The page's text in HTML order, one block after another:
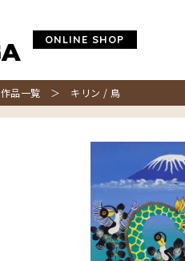
ONLINE SHOP
作品一覧 ＞ キリン / 鳥